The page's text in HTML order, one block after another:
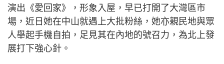
演出《愛回家》，形象入屋，早已打開了大灣區市
場，近日她在中山就遇上大批粉絲，她亦親民地與眾
人舉起手機自拍，足見其在內地的號召力，為北上發
展打下強心針。